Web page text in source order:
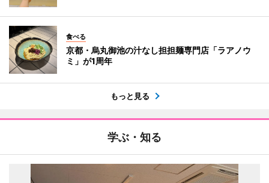
食べる
京都・烏丸御池の汁なし担担麺専門店「ラアノウ
ミ」が1周年
もっと見る
学ぶ・知る